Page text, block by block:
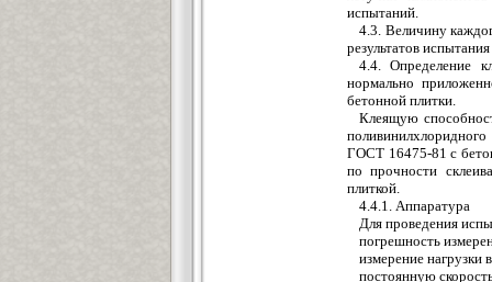
испытаний.
4.3. Величину
результатов
4.4. Определение
нормально
бетонной плитки.
Клеящую
ГОСТ 16475-81 с
по прочности
плиткой.
4.4.1. Аппаратура
Для проведения
погрешность
измерение
постоянную